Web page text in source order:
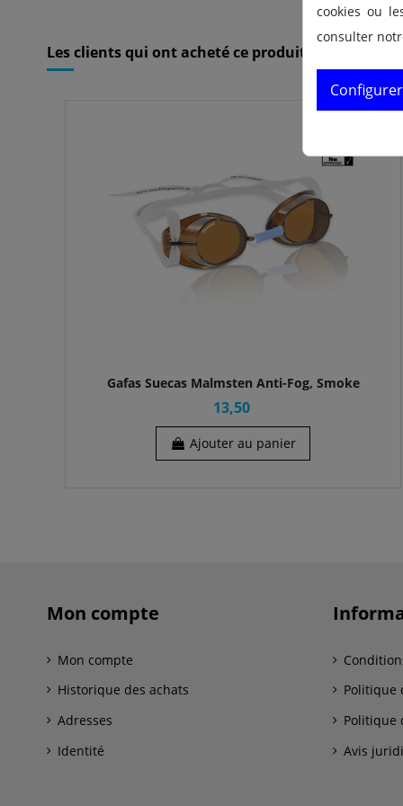
Les clients qui ont acheté ce produit ont
Gafas Suecas Malmsten Anti-Fog, Smoke
13,50
Ajouter au panier
Mon compte
Mon compte
Historique des achats
Adresses
Identité
Politique
Politique
Avis
cookies ou
consulter
Configurer